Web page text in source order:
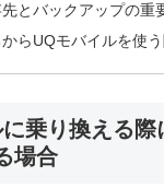
とバックアップの重
らUQモバイルを使
乗り換える際
場合